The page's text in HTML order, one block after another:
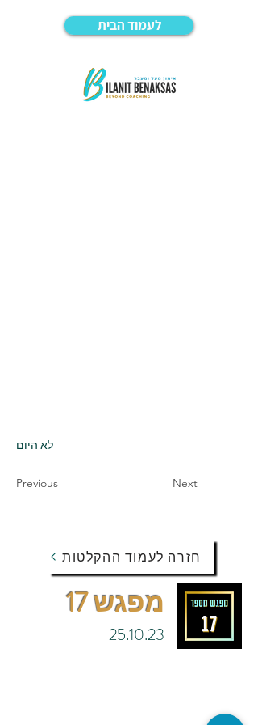
לעמוד הבית
לא היום
Previous Next
חזרה לעמוד ההקלטות
מפגש 17
25.10.23